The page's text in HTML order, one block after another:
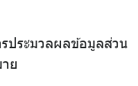
ประมวลผลข้อมูลส่วน
ย